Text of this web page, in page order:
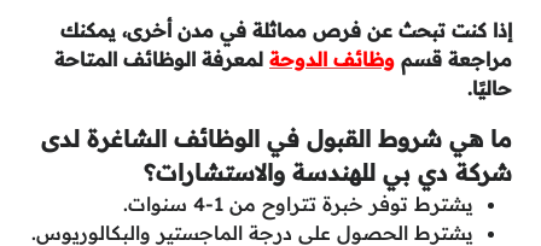
إذا كنت تبحث عن فرص مماثلة في مدن أخرى، يمكنك
مراجعة قسم وظائف الدوحة لمعرفة الوظائف المتاحة
حاليًا.
ما هي شروط القبول في الوظائف الشاغرة لدى
شركة دي بي للهندسة والاستشارات؟
يشترط توفر خبرة تتراوح من 1-4 سنوات.
يشترط الحصول على درجة الماجستير والبكالوريوس.